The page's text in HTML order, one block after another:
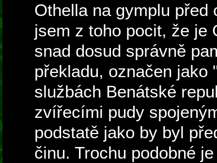
Othella na gymplu před
jsem z toho pocit, že je
snad dosud správně
překladu, označen jako
službách Benátské
zvířecími pudy
podstatě jako by byl
činu. Trochu podobné